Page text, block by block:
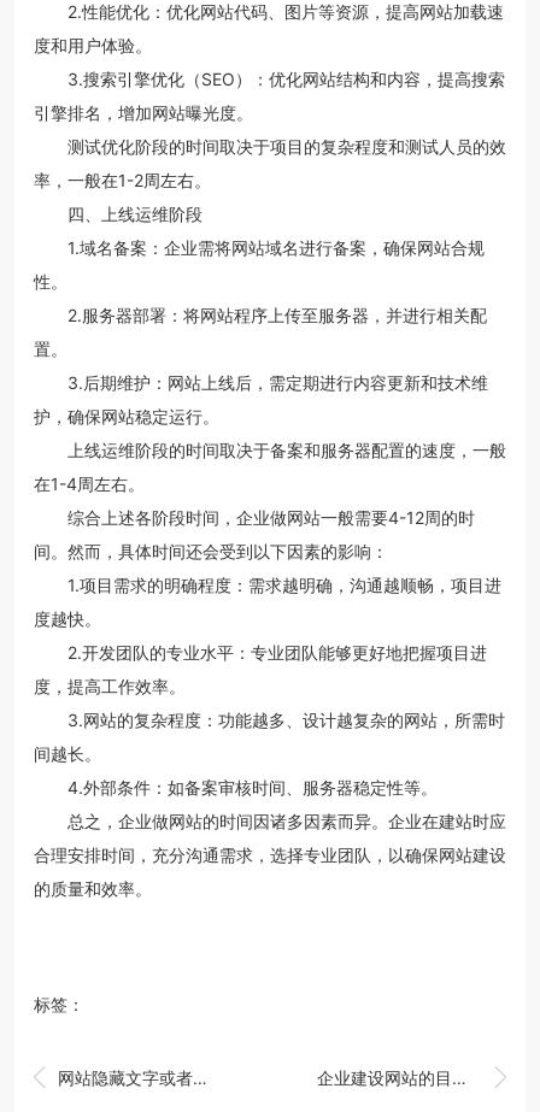
2.性能优化：优化网站代码、图片等资源，提高网站加载速
度和用户体验。
3.搜索引擎优化（SEO）：优化网站结构和内容，提高搜索
引擎排名，增加网站曝光度。
测试优化阶段的时间取决于项目的复杂程度和测试人员的效
率，一般在1-2周左右。
四、上线运维阶段
1.域名备案：企业需将网站域名进行备案，确保网站合规
性。
2.服务器部署：将网站程序上传至服务器，并进行相关配
置。
3.后期维护：网站上线后，需定期进行内容更新和技术维
护，确保网站稳定运行。
上线运维阶段的时间取决于备案和服务器配置的速度，一般
在1-4周左右。
综合上述各阶段时间，企业做网站一般需要4-12周的时
间。然而，具体时间还会受到以下因素的影响：
1.项目需求的明确程度：需求越明确，沟通越顺畅，项目进
度越快。
2.开发团队的专业水平：专业团队能够更好地把握项目进
度，提高工作效率。
3.网站的复杂程度：功能越多、设计越复杂的网站，所需时
间越长。
4.外部条件：如备案审核时间、服务器稳定性等。
总之，企业做网站的时间因诸多因素而异。企业在建站时应
合理安排时间，充分沟通需求，选择专业团队，以确保网站建设
的质量和效率。
标签：
 网站隐藏文字或者链接 
企业建设网站的目的是什么